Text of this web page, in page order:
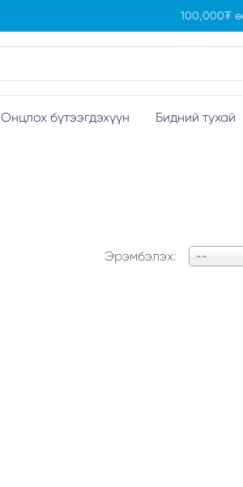
100,000₮
Онцлох бүтээгдэхүүн Бидний тухай
Эрэмбэлэх: --